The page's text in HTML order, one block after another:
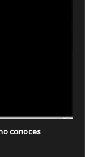
conoces